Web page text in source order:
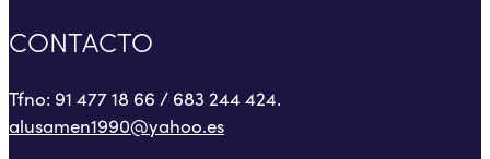
CONTACTO
Tfno: 91 477 18 66 / 683 244 424.
alusamen1990@yahoo.es